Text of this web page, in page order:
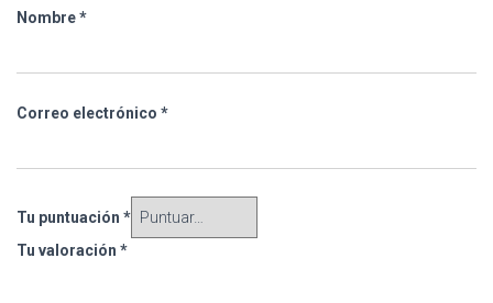
Nombre*
Correo electrónico *
Tu puntuación *
Tu valoración *